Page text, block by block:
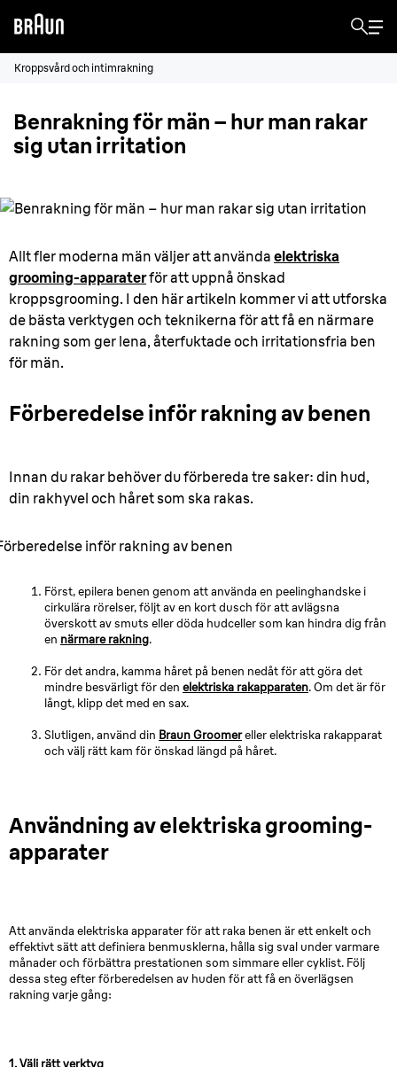
Kroppsvård och intimrakning
Benrakning för män – hur man rakar
sig utan irritation
Allt fler moderna män väljer att använda elektriska
grooming-apparaterför att uppnå önskad
kroppsgrooming. I den här artikeln kommer vi att utforska
de bästa verktygen och teknikerna för att få en närmare
rakning som ger lena, återfuktade och irritationsfria ben
för män.
Förberedelse inför rakning av benen
Innan du rakar behöver du förbereda tre saker: din hud,
din rakhyvel och håret som ska rakas.
inför rakning av benen
Först, epilera benen genom att använda en peelinghandske i
cirkulära rörelser, följt av en kort dusch för att avlägsna
överskott av smuts eller döda hudceller som kan hindra dig från
en närmare rakning.
För det andra, kamma håret på benen nedåt för att göra det
mindre besvärligt för den elektriska rakapparaten. Om det är för
långt, klipp det med en sax.
Slutligen, använd din Braun Groomereller elektriska rakapparat
och välj rätt kam för önskad längd på håret.
Användning av elektriska grooming-
apparater
Att använda elektriska apparater för att raka benen är ett enkelt och
effektivt sätt att definiera benmusklerna, hålla sig sval under varmare
månader och förbättra prestationen som simmare eller cyklist. Följ
dessa steg efter förberedelsen av huden för att få en överlägsen
rakning varje gång:
1. Välj rätt verktyg